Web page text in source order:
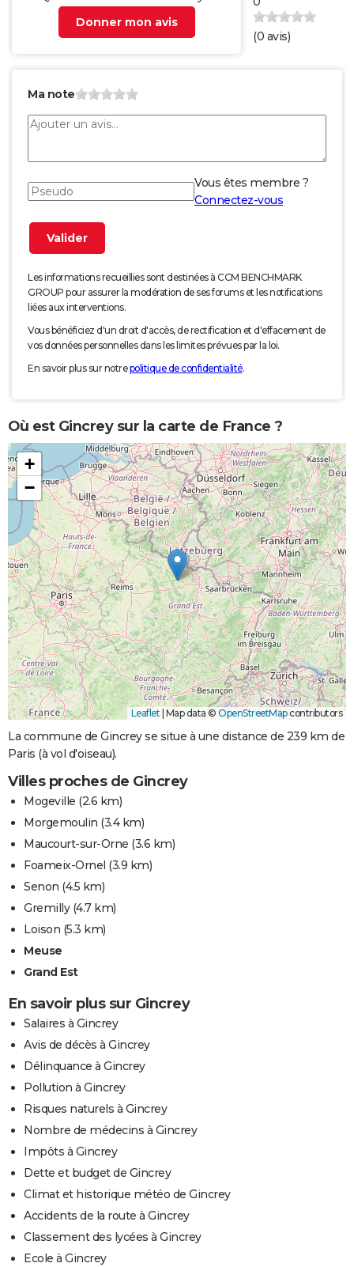
Donner mon avis
(0 avis)
Ma note
Vous êtes membre ?
Connectez-vous
Les informations recueillies sont destinées à CCM BENCHMARK
GROUP pour assurer la modération de ses forums et les notifications
liées aux interventions.
Vous bénéficiez d'un droit d'accès, de rectification et d'effacement de
vos données personnelles dans les limites prévues par la loi.
En savoir plus sur notrepolitique de confidentialité.
Où est Gincrey sur la carte de France ?
+
−
Leaflet Map data © OpenStreetMapcontributors
La commune de Gincrey se situe à une distance de 239 km de
Paris (à vol d'oiseau).
Villes proches de Gincrey
Mogeville (2.6 km)
Morgemoulin (3.4 km)
Maucourt-sur-Orne (3.6 km)
Foameix-Ornel (3.9 km)
Senon (4.5 km)
Gremilly(4.7 km)
Loison (5.3 km)
Meuse
Grand Est
En savoir plus sur Gincrey
Salaires à Gincrey
Avis de décès à Gincrey
Délinquance à Gincrey
Pollution à Gincrey
Risques naturels à Gincrey
Nombre de médecins à Gincrey
Impôts à Gincrey
Dette et budget de Gincrey
Climat et historique météo de Gincrey
Accidents de la route à Gincrey
Classement des lycées à Gincrey
Ecole à Gincrey